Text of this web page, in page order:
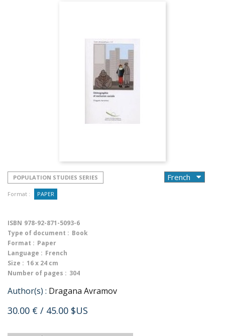
POPULATION STUDIES SERIES
Format : PAPER
ISBN 978-92-871-5093-6
Type of document : Book
Format : Paper
Language : French
Size : 16 x 24 cm
Number of pages : 304
Author(s) : Dragana Avramov
30.00 € / 45.00 $US